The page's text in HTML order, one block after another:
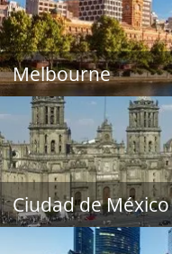
Melbourne
Ciudad de México